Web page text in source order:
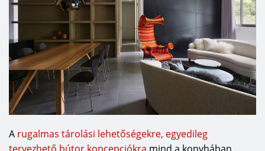
A rugalmas tárolási lehetőségekre, egyedileg